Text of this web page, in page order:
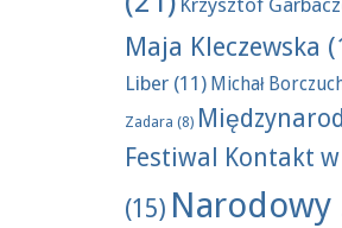
Krzysztof
Maja Kleczewska
Liber(11) Michał
Zadara (8)
Festiwal Kontakt
(15) Narodowy